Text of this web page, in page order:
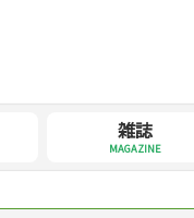
雑誌
MAGAZINE